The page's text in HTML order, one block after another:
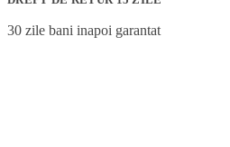
30 zile bani inapoi garantat